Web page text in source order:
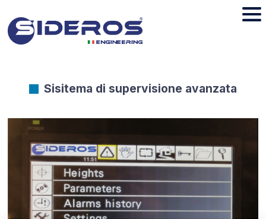
Sisitema di supervisione avanzata